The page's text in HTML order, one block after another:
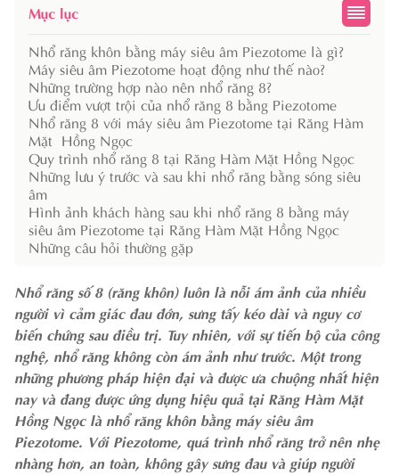
Mục lục
Nhổ răng khôn bằng máy siêu âm Piezotome là gì?
Máy siêu âm Piezotome hoạt động như thế nào?
Những trường hợp nào nên nhổ răng 8?
Ưu điểm vượt trội của nhổ răng 8 bằng Piezotome
Nhổ răng 8 với máy siêu âm Piezotome tại Răng Hàm
Mặt Hồng Ngọc
Quy trình nhổ răng 8 tại Răng Hàm Mặt Hồng Ngọc
Những lưu ý trước và sau khi nhổ răng bằng sóng siêu
âm
Hình ảnh khách hàng sau khi nhổ răng 8 bằng máy
siêu âm Piezotome tại Răng Hàm Mặt Hồng Ngọc
Những câu hỏi thường gặp
Nhổ răng số 8 (răng khôn) luôn là nỗi ám ảnh của nhiều
người vì cảm giác đau đớn, sưng tấy kéo dài và nguy cơ
biến chứng sau điều trị. Tuy nhiên, với sự tiến bộ của công
nghệ, nhổ răng không còn ám ảnh như trước. Một trong
những phương pháp hiện đại và được ưa chuộng nhất hiện
nay và đang được ứng dụng hiệu quả tại Răng Hàm Mặt
Hồng Ngọc là nhổ răng khôn bằng máy siêu âm
Piezotome. Với Piezotome, quá trình nhổ răng trở nên nhẹ
nhàng hơn, an toàn, không gây sưng đau và giúp người